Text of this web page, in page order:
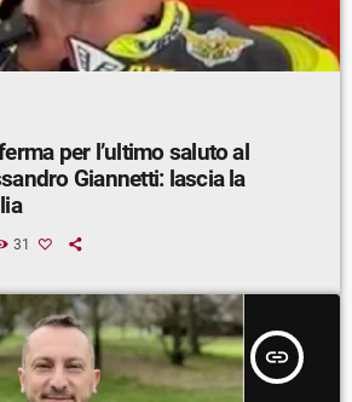
per l’ultimo saluto al
31
insert_link